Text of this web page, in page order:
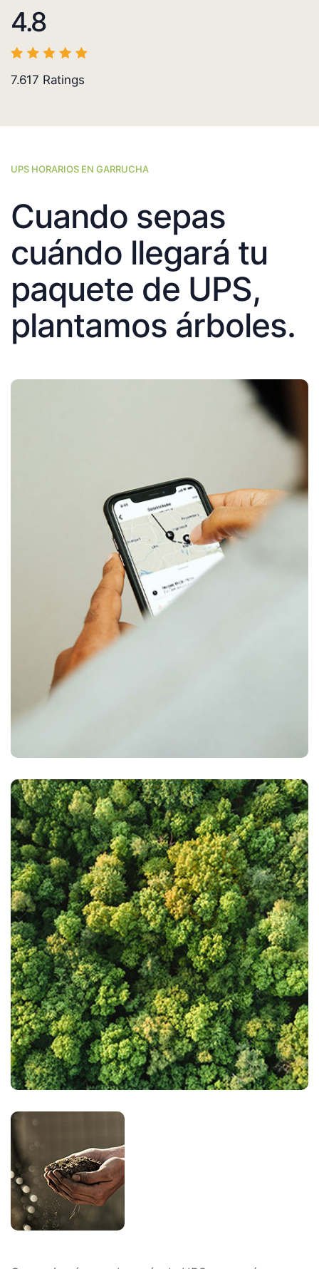
4.8
7.617 Ratings
UPS HORARIOS EN GARRUCHA
Cuando sepas
cuándo llegará tu
paquete de UPS,
plantamos árboles.